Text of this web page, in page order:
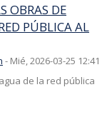
OBRAS DE
PÚBLICA AL
- Mié, 2026-03-25 12:41
de la red pública